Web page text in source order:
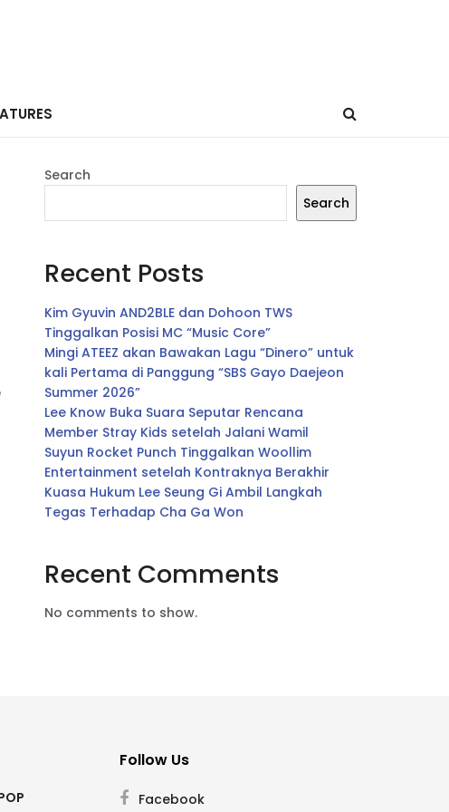
Search
Search
Recent Posts
Kim Gyuvin AND2BLE dan Dohoon TWS
Tinggalkan Posisi MC “Music Core”
Mingi ATEEZ akan Bawakan Lagu “Dinero” untuk
kali Pertama di Panggung “SBS Gayo Daejeon
Summer 2026”
Lee Know Buka Suara Seputar Rencana
Member Stray Kids setelah Jalani Wamil
Suyun Rocket Punch Tinggalkan Woollim
Entertainment setelah Kontraknya Berakhir
Kuasa Hukum Lee Seung Gi Ambil Langkah
Tegas Terhadap Cha Ga Won
Recent Comments
No comments to show.
Follow Us
Facebook